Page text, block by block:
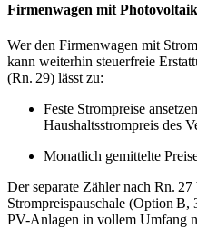
Firmenwagen mit
Wer den Firmenwagen mit
kann weiterhin steuerfreie
(Rn. 29) lässt zu:
Feste Strompreise
Haushaltsstrompreis des
Monatlich gemittelte
Der separate Zähler nach Rn.
Strompreispauschale (Option B,
PV-Anlagen in vollem Umfang